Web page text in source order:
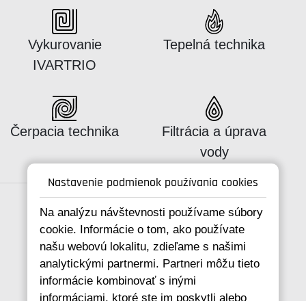
Nastavenie podmienok používania cookies
Na analýzu návštevnosti používame súbory
cookie. Informácie o tom, ako používate
našu webovú lokalitu, zdieľame s našimi
analytickými partnermi. Partneri môžu tieto
informácie kombinovať s inými
informáciami, ktoré ste im poskytli alebo
Katalógus:
Vykurovanie
IVARTRIO
Katalógus:
Tepelná technika
Katalógus:
Čerpacia technika Katalógus:
Filtrácia a úprava
vody
Spojte se s námi